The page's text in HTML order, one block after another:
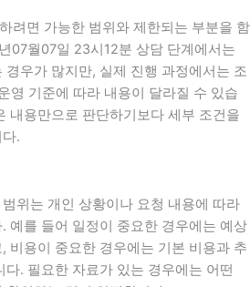
려면 가능한 범위와 제한되는 부분을 함
07월07일 23시12분 상담 단계에서는
경우가 많지만, 실제 진행 과정에서는 조
영 기준에 따라 내용이 달라질 수 있습
내용만으로 판단하기보다 세부 조건을
.
위는 개인 상황이나 요청 내용에 따라
예를 들어 일정이 중요한 경우에는 예상
비용이 중요한 경우에는 기본 비용과 추
. 필요한 자료가 있는 경우에는 어떤